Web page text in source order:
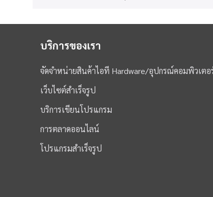
บริการของเรา
จัดจำหน่ายสินค้าไอที Hardware/อุปกรณ์คอมพิวเตอ
เว็บไซต์สำเร็จรูป
บริการเขียนโปรแกรม
การตลาดออนไลน์
โปรแกรมสำเร็จรูป